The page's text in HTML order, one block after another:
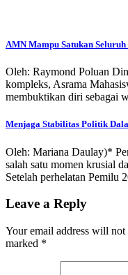
AMN Mampu Satukan
Oleh: Raymond Poluan
kompleks, Asrama
membuktikan diri sebagai
Menjaga Stabilitas Politik
Oleh: Mariana Daulay)*
salah satu momen krusial
Setelah perhelatan Pemilu
Leave a Reply
Your email address will not
marked *